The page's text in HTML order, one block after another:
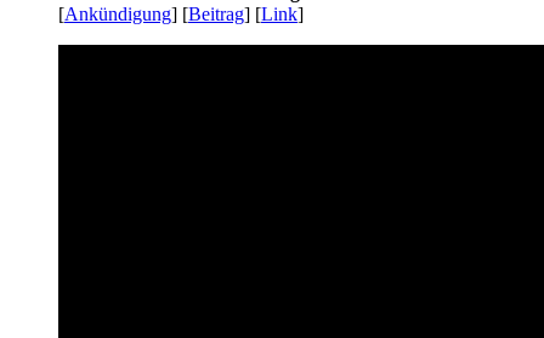
[Ankündigung] [Beitrag] [Link]